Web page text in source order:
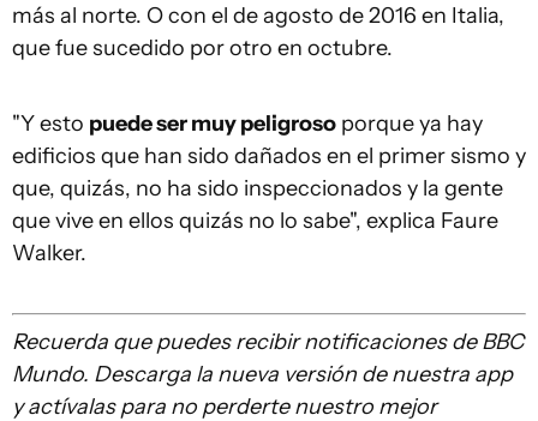
más al norte. O con el de agosto de 2016 en Italia,
que fue sucedido por otro en octubre.
"Y esto puede ser muy peligroso porque ya hay
edificios que han sido dañados en el primer sismo y
que, quizás, no ha sido inspeccionados y la gente
que vive en ellos quizás no lo sabe", explica Faure
Walker.
Recuerda quepuedes recibir notificaciones de BBC
Mundo. Descarga la nueva versión de nuestra app
y actívalas para no perderte nuestro mejor